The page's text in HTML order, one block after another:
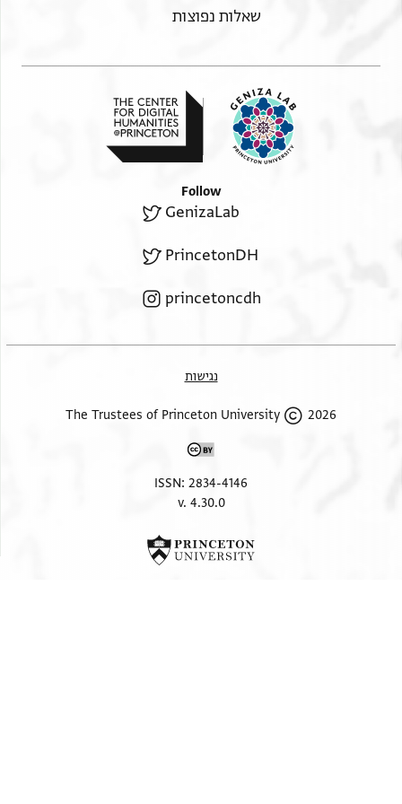
ופתחו בית כאלי מא בקי פיה שי יסוה רבע ולה כף
אלגדיד ואלבקיר אלגדיד מתאע אלסבת ומא ביע יחצר
שאלות נפוצות
Follow
GenizaLab
PrincetonDH
princetoncdh
ISSN: 2834-4146
v. 4.30.0